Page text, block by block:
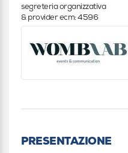
segreteria organizzativa
& provider ecm: 4596
PRESENTAZIONE